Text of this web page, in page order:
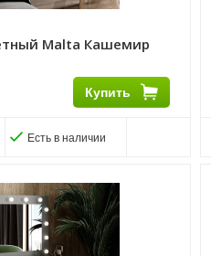
Malta Кашемир
Купить
Есть в наличии